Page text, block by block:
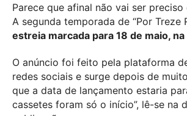
Parece que afinal não vai ser preciso
A segunda temporada de “Por Treze
estreia marcada para 18 de maio, na
O anúncio foi feito pela plataforma
redes sociais e surge depois de
que a data de lançamento estaria
cassetes foram só o início”, lê-se na